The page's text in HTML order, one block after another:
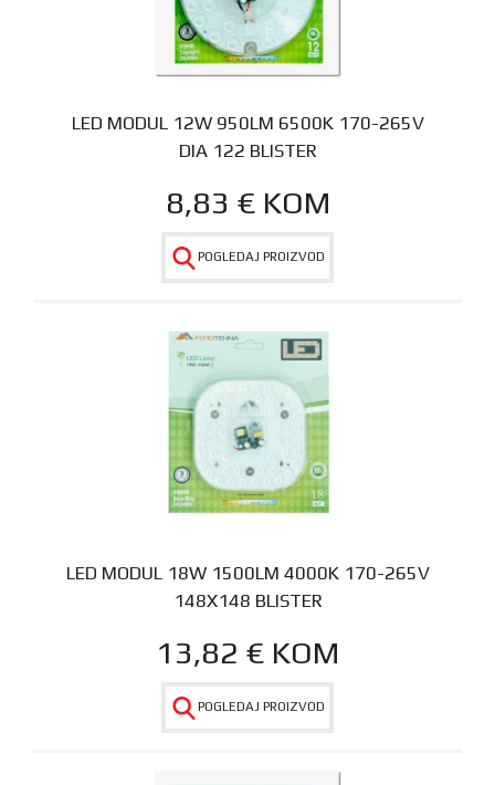
LED MODUL 12W 950LM 6500K 170-265V
DIA 122 BLISTER
8,83 € KOM
POGLEDAJ PROIZVOD
LED MODUL 18W 1500LM 4000K 170-265V
148X148 BLISTER
13,82 € KOM
POGLEDAJ PROIZVOD